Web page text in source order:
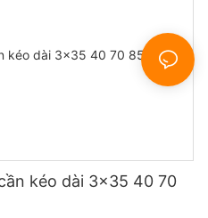
kéo dài 3x35 40 70